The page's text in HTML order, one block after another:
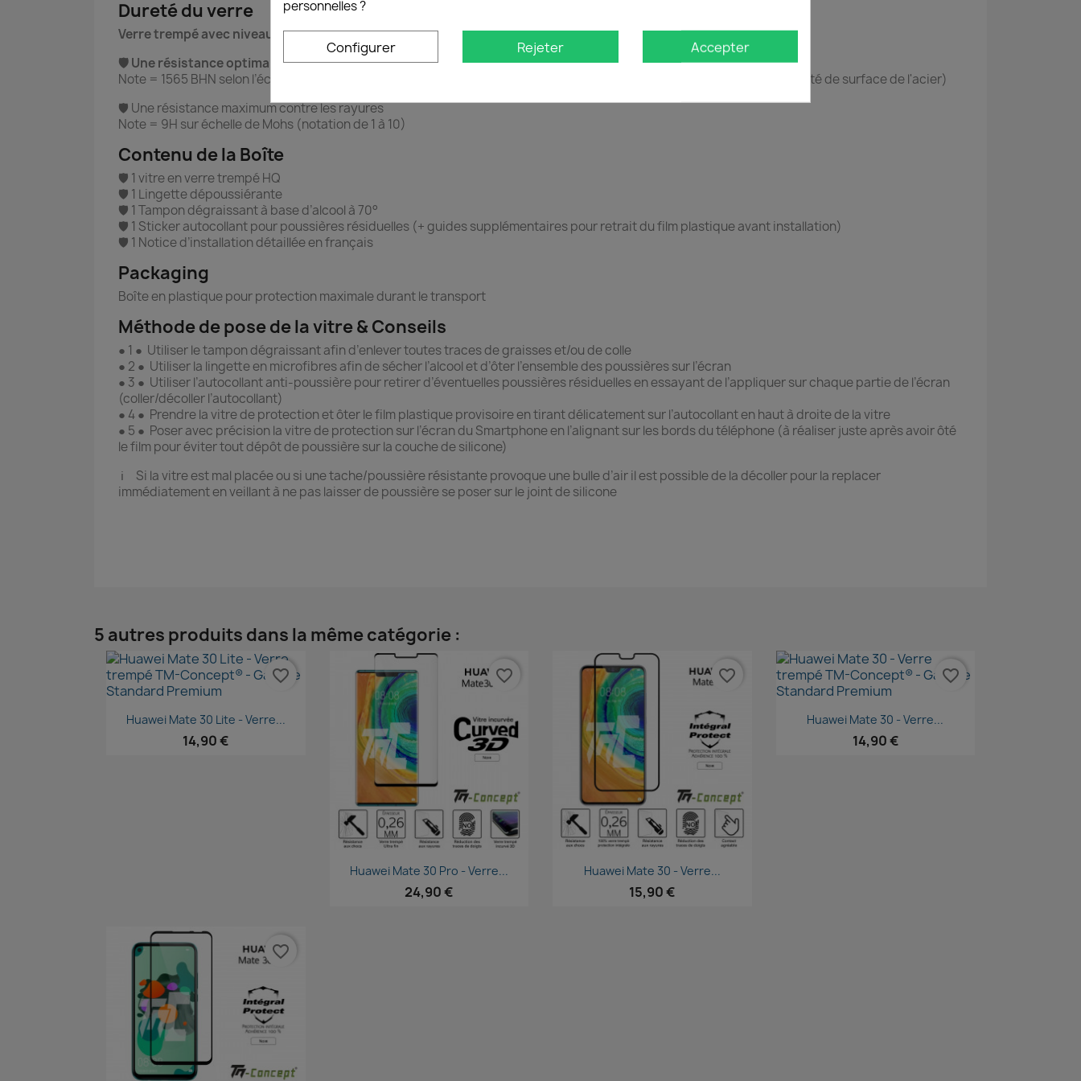
Dureté du verre
Verre trempé avec niveau de dureté supérieur
🛡️ Une résistance optimale contre la casse grâce à une absorption de chocs optimale
Note = 1565 BHN selon l’échelle de Brinell, qui caractérise la dureté de surface des matériaux (note comparable à la dureté de surface de l'acier)
🛡️ Une résistance maximum contre les rayures
Note = 9H sur échelle de Mohs (notation de 1 à 10)
Contenu de la Boîte
🛡️ 1 vitre en verre trempé HQ
🛡️ 1 Lingette dépoussiérante
🛡️ 1 Tampon dégraissant à base d’alcool à 70°
🛡️ 1 Sticker autocollant pour poussières résiduelles (+ guides supplémentaires pour retrait du film plastique avant installation)
🛡️ 1 Notice d’installation détaillée en français
Packaging
Boîte en plastique pour protection maximale durant le transport
Méthode de pose de la vitre & Conseils
● 1 ● Utiliser le tampon dégraissant afin d’enlever toutes traces de graisses et/ou de colle
● 2 ● Utiliser la lingette en microfibres afin de sécher l’alcool et d’ôter l’ensemble des poussières sur l’écran
● 3 ● Utiliser l’autocollant anti-poussière pour retirer d’éventuelles poussières résiduelles en essayant de l’appliquer sur chaque partie de l’écran
(coller/décoller l’autocollant)
● 4 ● Prendre la vitre de protection et ôter le film plastique provisoire en tirant délicatement sur l’autocollant en haut à droite de la vitre
● 5 ● Poser avec précision la vitre de protection sur l’écran du Smartphone en l’alignant sur les bords du téléphone (à réaliser juste après avoir ôté
le film pour éviter tout dépôt de poussière sur la couche de silicone)
ℹ️ Si la vitre est mal placée ou si une tache/poussière résistante provoque une bulle d’air il est possible de la décoller pour la replacer
immédiatement en veillant à ne pas laisser de poussière se poser sur le joint de silicone
5 autres produits dans la même catégorie :
Aperçu rapide
Huawei Mate 30 Lite - Verre...
14,90 €
favorite_border
Aperçu rapide
Huawei Mate 30 Pro - Verre...
24,90 €
favorite_border
Aperçu rapide
Huawei Mate 30 - Verre...
15,90 €
favorite_border
Aperçu rapide
Huawei Mate 30 - Verre...
14,90 €
favorite_border
favorite_border
personnelles ?
Configurer Rejeter Accepter